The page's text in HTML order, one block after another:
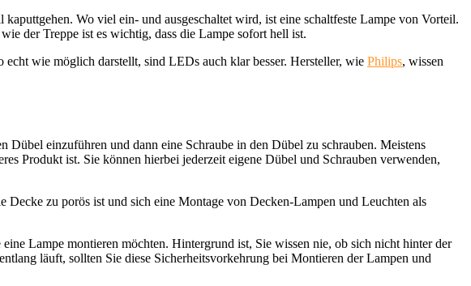
Wo viel ein- und ausgeschaltet wird, ist eine schaltfeste Lampe von Vorteil.
der Treppe ist es wichtig, dass die Lampe sofort hell ist.
wie möglich darstellt, sind LEDs auch klar besser. Hersteller, wie Philips, wissen
einzuführen und dann eine Schraube in den Dübel zu schrauben. Meistens
Produkt ist. Sie können hierbei jederzeit eigene Dübel und Schrauben verwenden,
Decke zu porös ist und sich eine Montage von Decken-Lampen und Leuchten als
Lampe montieren möchten. Hintergrund ist, Sie wissen nie, ob sich nicht hinter der
läuft, sollten Sie diese Sicherheitsvorkehrung bei Montieren der Lampen und